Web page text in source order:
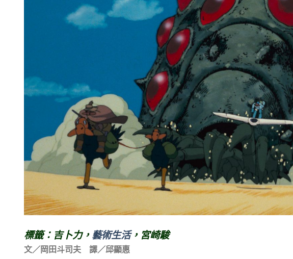
標籤：吉卜力， 藝術生活，宮崎駿
文／岡田斗司夫 譯／邱顯惠